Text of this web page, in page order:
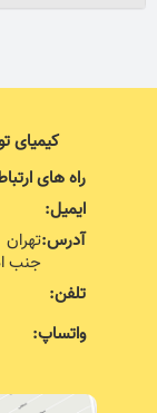
کیمیای
راه های
ایمیل:
آدرس:
جنب
تلفن:
واتساپ: